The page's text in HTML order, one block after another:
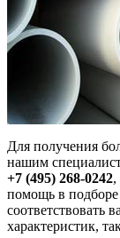
Для получения
нашим
+7 (495) 268-0242,
помощь в подборе
соответствовать
характеристик,